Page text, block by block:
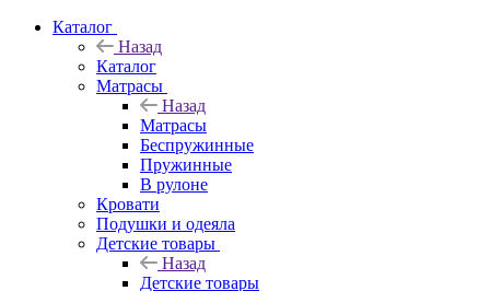
Каталог
Назад
Каталог
Матрасы
Назад
Матрасы
Беспружинные
Пружинные
В рулоне
Кровати
Подушки и одеяла
Детские товары
Назад
Детские товары